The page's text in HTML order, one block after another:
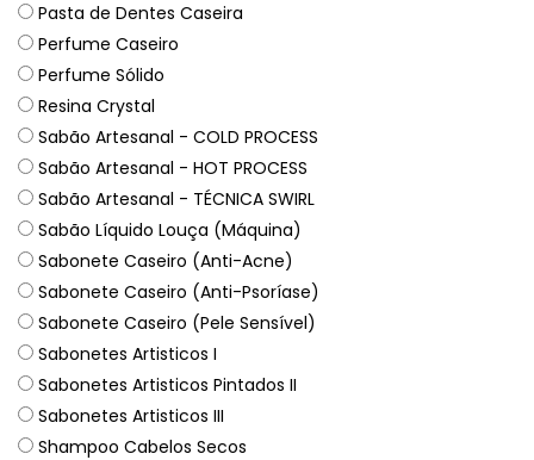
Pasta de Dentes Caseira
Perfume Caseiro
Perfume Sólido
Resina Crystal
Sabão Artesanal - COLD PROCESS
Sabão Artesanal - HOT PROCESS
Sabão Artesanal - TÉCNICA SWIRL
Sabão Líquido Louça (Máquina)
Sabonete Caseiro (Anti-Acne)
Sabonete Caseiro (Anti-Psoríase)
Sabonete Caseiro (Pele Sensível)
Sabonetes Artisticos I
Sabonetes Artisticos Pintados II
Sabonetes Artisticos III
Shampoo Cabelos Secos